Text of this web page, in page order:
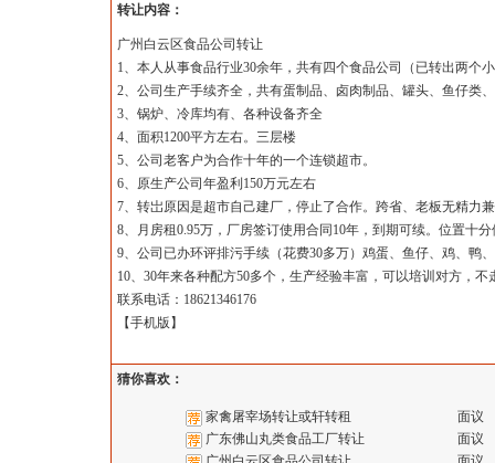
转让内容：
广州白云区食品公司转让
1、本人从事食品行业30余年，共有四个食品公司（已转出两个
2、公司生产手续齐全，共有蛋制品、卤肉制品、罐头、鱼仔类
3、锅炉、冷库均有、各种设备齐全
4、面积1200平方左右。三层楼
5、公司老客户为合作十年的一个连锁超市。
6、原生产公司年盈利150万元左右
7、转岀原因是超市自己建厂，停止了合作。跨省、老板无精力
8、月房租0.95万，厂房签订使用合同10年，到期可续。位置十
9、公司已办环评排污手续（花费30多万）鸡蛋、鱼仔、鸡、鸭
10、30年来各种配方50多个，生产经验丰富，可以培训对方，
联系电话：18621346176
【手机版 】
猜你喜欢：
家禽屠宰场转让或轩转租
面议
广东佛山丸类食品工厂转让
面议